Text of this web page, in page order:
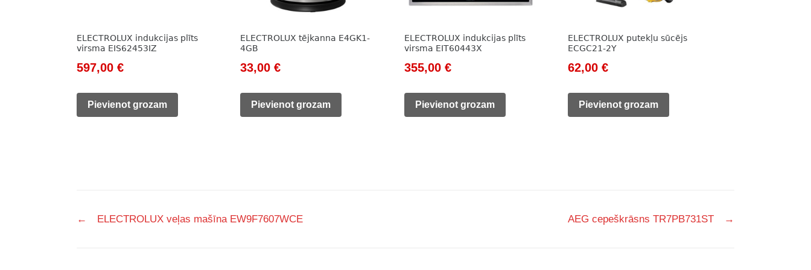
ELECTROLUX indukcijas plīts
virsma EIS62453IZ
Original
was:
597,00 €Current
is:
Pievienot grozam
ELECTROLUX tējkanna E4GK1-
4GB
Original
was:
33,00€Current
is:
Pievienot grozam
ELECTROLUX indukcijas plīts
virsma EIT60443X
Original
was:
355,00 €Current
is:
Pievienot grozam
ELECTROLUX putekļu sūcējs
ECGC21-2Y
Original
was:
62,00€Current
is:
Pievienot grozam
← ELECTROLUX veļas mašīna EW9F7607WCE AEG cepeškrāsns TR7PB731ST →